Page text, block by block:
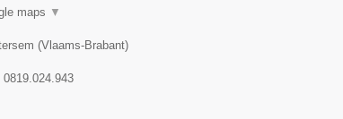
maps ▼
(Vlaams-Brabant)
0819.024.943